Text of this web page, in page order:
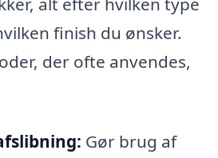
finish du ønsker.
der ofte anvendes,
Gør brug af